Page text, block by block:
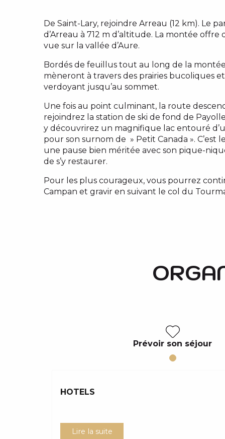
De Saint-Lary, rejoindre Arreau (12 km). Le
d’Arreau à 712 m d’altitude. La montée
vue sur la vallée d’Aure.
Bordés de feuillus tout au long de la
mèneront à travers des prairies bucoliques
verdoyant jusqu’au sommet.
Une fois au point culminant, la route
rejoindrez la station de ski de fond de
y découvrirez un magnifique lac entouré
pour son surnom de » Petit Canada ».
une pause bien méritée avec son pique-
de s’y restaurer.
Pour les plus courageux, vous pourrez
Campan et gravir en suivant le col du
Prévoir son séjour
HOTELS
Lire la suite